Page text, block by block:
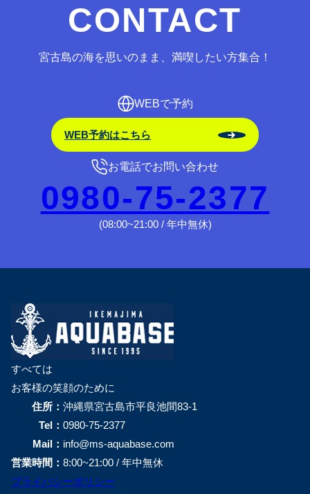
CONTACT
宮古島の海を思いのまま、満喫したい方集合！
WEBで予約
WEB予約はこちら
お電話でお問い合わせ
0980-75-2377
(08:00~21:00 / 年中無休)
すべては
お客様の笑顔のために
住所： 沖縄県宮古島市平良池間83-1
Tel： 0980-75-2377
Mail： info@ms-aquabase.com
営業時間： 8:00~21:00 / 年中無休
プライバシーポリシー